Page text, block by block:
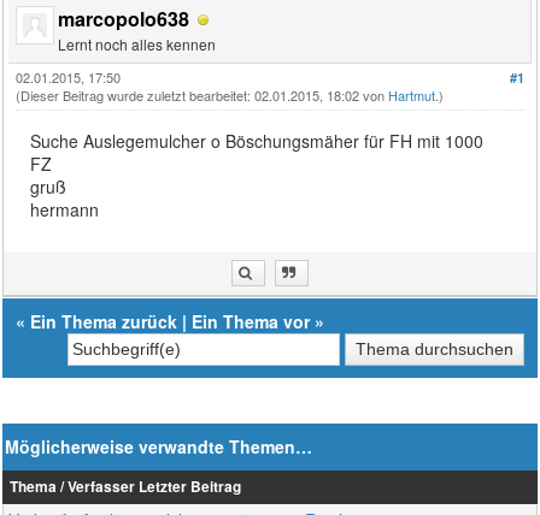
marcopolo638
Lernt noch alles kennen
#1
02.01.2015, 17:50
(Dieser Beitrag wurde zuletzt bearbeitet: 02.01.2015, 18:02 von Hartmut.)
Suche Auslegemulcher o Böschungsmäher für FH mit 1000
FZ
gruß
hermann
« Ein Thema zurück | Ein Thema vor»
Möglicherweise verwandte Themen…
Thema / Verfasser Letzter Beitrag